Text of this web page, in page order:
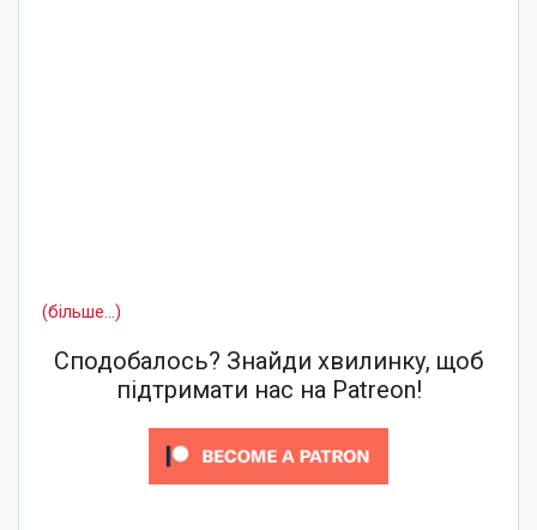
(більше…)
Сподобалось? Знайди хвилинку, щоб
підтримати нас на Patreon!